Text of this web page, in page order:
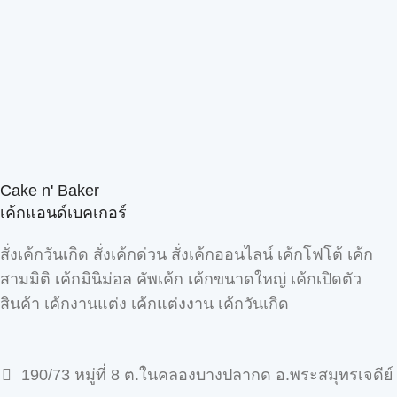
Cake n' Baker
เค้กแอนด์เบคเกอร์
สั่งเค้กวันเกิด สั่งเค้กด่วน สั่งเค้กออนไลน์ เค้กโฟโต้ เค้ก
สามมิติ เค้กมินิม่อล คัพเค้ก เค้กขนาดใหญ่ เค้กเปิดตัว
สินค้า เค้กงานแต่ง เค้กแต่งงาน เค้กวันเกิด
190/73 หมู่ที่ 8 ต.ในคลองบางปลากด อ.พระสมุทรเจดีย์